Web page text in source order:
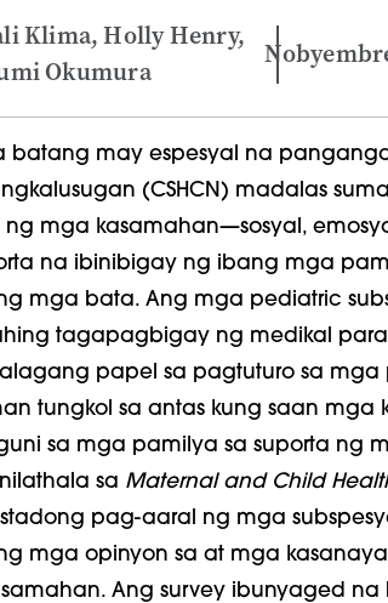
Klima, Holly Henry,
Okumura
batang may espesyal na
(CSHCN) madalas
ng mga kasamahan—sosyal,
na ibinibigay ng ibang mga
mga bata. Ang mga pediatric
tagapagbigay ng medikal para
papel sa pagtuturo sa mga
tungkol sa antas kung saan mga
sa mga pamilya sa suporta ng
sa Maternal and Child
pag-aaral ng mga
mga opinyon sa at mga
. Ang survey ibunyaged na